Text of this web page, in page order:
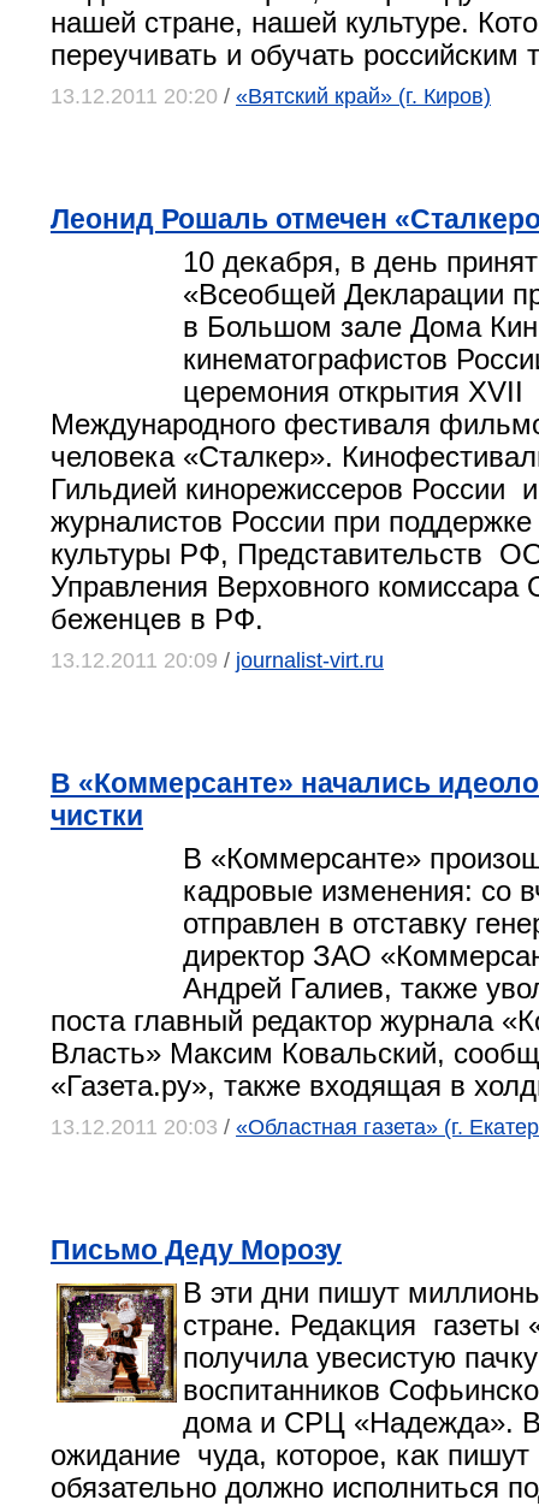
нашей стране, нашей культуре.
переучивать и обучать российским
13.12.2011 20:20 / «Вятский край» (г. Киров)
Леонид Рошаль отмечен
10 декабря, в день
«Всеобщей Декларации
в Большом зале Дома
кинематографистов
церемония открытия XVII
Международного фестиваля
человека «Сталкер».
Гильдией кинорежиссеров России
журналистов России при
культуры РФ, Представительств
Управления Верховного
беженцев в РФ.
13.12.2011 20:09 / journalist-virt.ru
В «Коммерсанте» начались
чистки
В «Коммерсанте»
кадровые изменения: со
отправлен в отставку
директор ЗАО
Андрей Галиев, также
поста главный редактор журнала
Власть» Максим Ковальский,
«Газета.ру», также входящая в
13.12.2011 20:03 / «Областная газета» (г.
Письмо Деду Морозу
В эти дни пишут
стране. Редакция газеты
получила увесистую
воспитанников
дома и СРЦ «Надежда».
ожидание чуда, которое, как пишут
обязательно должно исполниться